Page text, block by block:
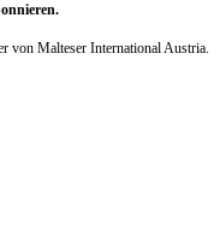
von Malteser International Austria.